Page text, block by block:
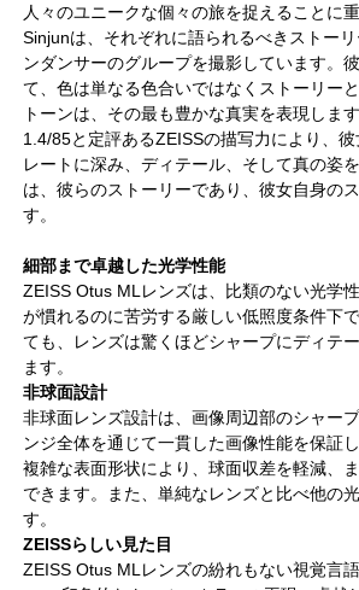
人々のユニークな個々の旅を捉えることに
Sinjunは、それぞれに語られるべきストー
ンダンサーのグループを撮影しています。
て、色は単なる色合いではなくストーリー
トーンは、その最も豊かな真実を表現しま
1.4/85と定評あるZEISSの描写力により、
レートに深み、ディテール、そして真の姿
は、彼らのストーリーであり、彼女自身の
す。
細部まで卓越した光学性能
ZEISS Otus MLレンズは、比類のない光学
が慣れるのに苦労する厳しい低照度条件下
ても、レンズは驚くほどシャープにディテ
ます。
非球面設計
非球面レンズ設計は、画像周辺部のシャー
ンジ全体を通じて一貫した画像性能を保証
複雑な表面形状により、球面収差を軽減、
できます。また、単純なレンズと比べ他の
す。
ZEISSらしい見た目
ZEISS Otus MLレンズの紛れもない視覚言